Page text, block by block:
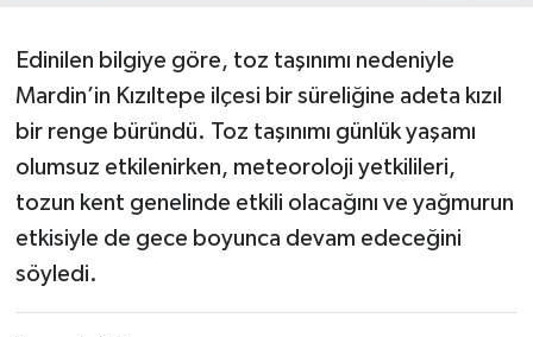
Edinilen bilgiye göre, toz taşınımı nedeniyle
Mardin’in Kızıltepe ilçesi bir süreliğine adeta kızıl
bir renge büründü. Toz taşınımı günlük yaşamı
olumsuz etkilenirken, meteoroloji yetkilileri,
tozun kent genelinde etkili olacağını ve yağmurun
etkisiyle de gece boyunca devam edeceğini
söyledi.